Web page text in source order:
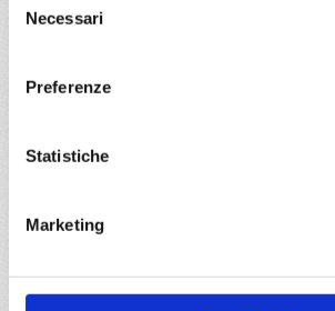
delNecessari
Preferenze
Statistiche
Marketing
Toscana